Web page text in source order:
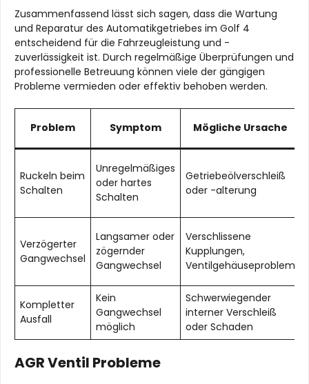
Zusammenfassend lässt sich sagen, dass die Wartung
und Reparatur des Automatikgetriebes im Golf 4
entscheidend für die Fahrzeugleistung und -
zuverlässigkeit ist. Durch regelmäßige Überprüfungen und
professionelle Betreuung können viele der gängigen
Probleme vermieden oder effektiv behoben werden.
Problem Symptom Mögliche Ursache
Ruckeln beim
Schalten
Unregelmäßiges
oder hartes
Schalten
Getriebeölverschleiß
oder -alterung
Verzögerter
Gangwechsel
Langsamer oder
zögernder
Gangwechsel
Verschlissene
Kupplungen,
Ventilgehäuseproblem
Kompletter
Ausfall
Kein
Gangwechsel
möglich
Schwerwiegender
interner Verschleiß
oder Schaden
AGR Ventil Probleme